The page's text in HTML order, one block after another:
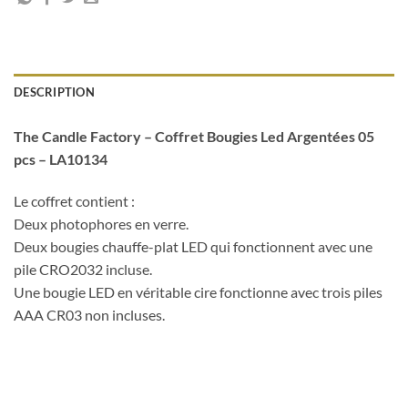
DESCRIPTION
The Candle Factory – Coffret Bougies Led Argentées 05
pcs – LA10134
Le coffret contient :
Deux photophores en verre.
Deux bougies chauffe-plat LED qui fonctionnent avec une
pile CRO2032 incluse.
Une bougie LED en véritable cire fonctionne avec trois piles
AAA CR03 non incluses.